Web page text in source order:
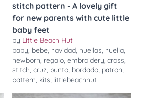
stitch pattern - A lovely gift
for new parents with cute little
baby feet
by Little Beach Hut
baby, bebe, navidad, huellas, huella,
newborn, regalo,embroidery,cross,
stitch,cruz, punto, bordado, patron,
pattern, kits, littlebeachhut